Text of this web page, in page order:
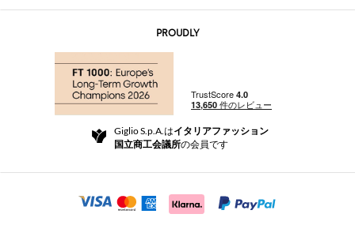
Community Store
返品と返金
For a safe shopping experience
Security Communication
PROUDLY
Giglio S.p.A.はイタリアファッション
国立商工会議所の会員です